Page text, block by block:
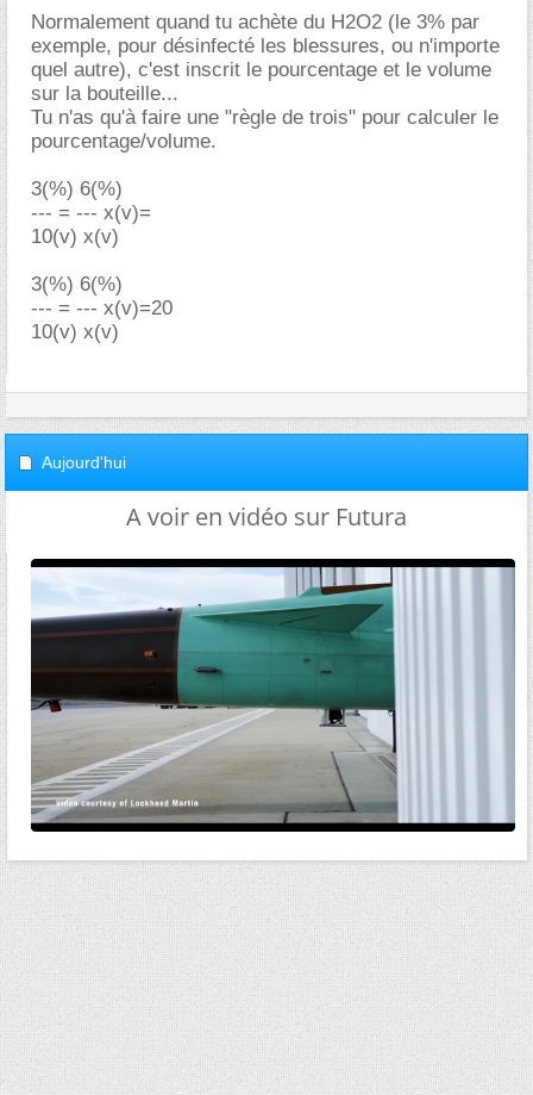
Normalement quand tu achète du H2O2 (le 3% par
exemple, pour désinfecté les blessures, ou n'importe
quel autre), c'est inscrit le pourcentage et le volume
sur la bouteille...
Tu n'as qu'à faire une "règle de trois" pour calculer le
pourcentage/volume.
3(%) 6(%)
--- = --- x(v)=
10(v) x(v)
3(%) 6(%)
--- = --- x(v)=20
10(v) x(v)
Aujourd'hui
A voir en vidéo sur Futura